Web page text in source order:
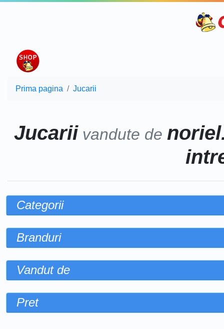
Prima pagina Jucarii
Jucarii vandute de
Categorii
Branduri
Vandut de
Pret